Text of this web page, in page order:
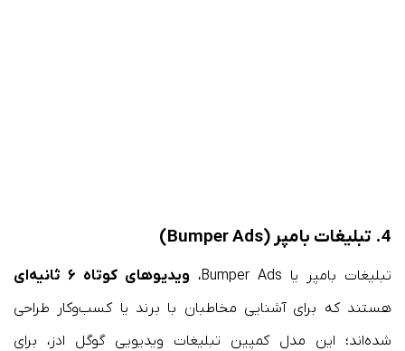
4. تبلیغات بامپر (Bumper Ads)
تبلیغات بامپر یا Bumper Ads،
ویدیوهای کوتاه ۶ ثانیه‌ای
هستند که برای آشنایی مخاطبان با برند یا کسب‌وکار طراحی
شده‌اند؛ این مدل کمپین تبلیغات ویدیویی گوگل ادز، برای